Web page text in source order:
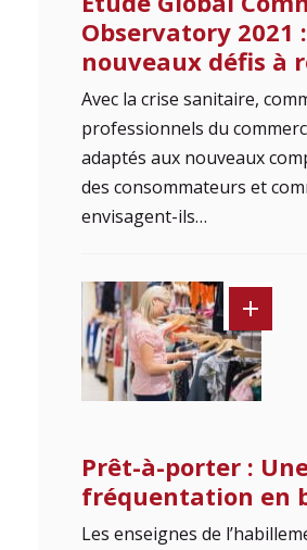
Observatory 2021
nouveaux défis à
Avec la crise sanitaire,
professionnels du
adaptés aux nouveaux
des consommateurs et
envisagent-ils…
Prêt-à-porter :
fréquentation en
Les enseignes de